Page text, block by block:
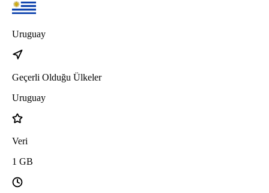
Uruguay
Geçerli Olduğu Ülkeler
Uruguay
Veri
1 GB